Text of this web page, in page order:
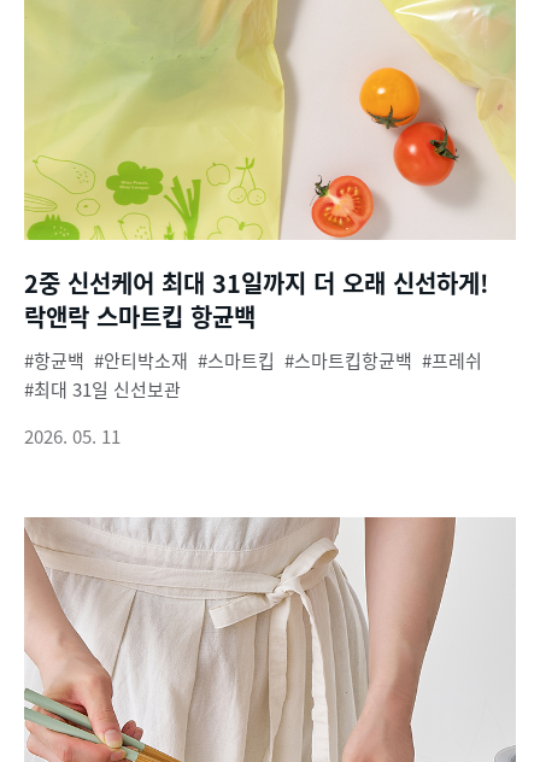
2중 신선케어 최대 31일까지 더 오래 신선하게!
락앤락 스마트킵 항균백
항균백 안티박소재 스마트킵 스마트킵항균백
프레쉬
최대 31일 신선보관
2026. 05. 11